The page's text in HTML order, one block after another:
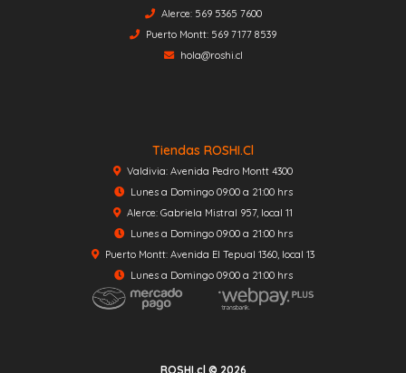
Alerce: 569 5365 7600
Puerto Montt: 569 7177 8539
hola@roshi.cl
Tiendas ROSHI.cl
Valdivia: Avenida Pedro Montt 4300
Lunes a Domingo 09:00 a 21:00 hrs
Alerce: Gabriela Mistral 957, local 11
Lunes a Domingo 09:00 a 21:00 hrs
Puerto Montt: Avenida El Tepual 1360, local 13
Lunes a Domingo 09:00 a 21:00 hrs
ROSHI.cl © 2026